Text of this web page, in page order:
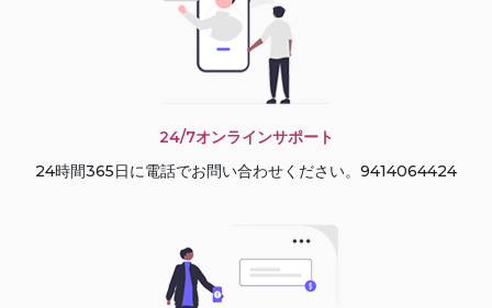
24/7オンラインサポート
24時間365日に電話でお問い合わせください。9414064424